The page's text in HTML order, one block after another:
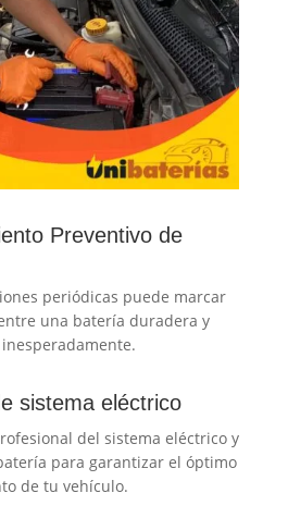
Preventivo de
periódicas puede marcar
una batería duradera y
sistema eléctrico
del sistema eléctrico y
para garantizar el óptimo
de tu vehículo.